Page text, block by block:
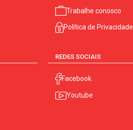
Trabalhe conosco
Política de Privacidade
REDES SOCIAIS
Facebook
Youtube